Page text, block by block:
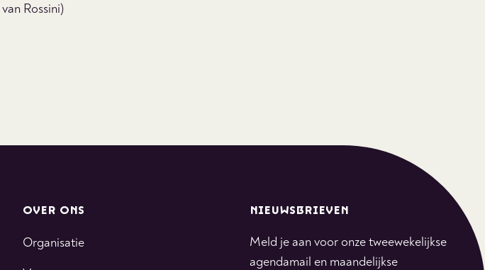
van Rossini)
OVER ONS
Organisatie
NIEUWSBRIEVEN
Meld je aan voor onze tweewekelijkse
agendamail en maandelijkse